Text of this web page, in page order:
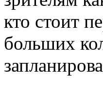
кто стоит
больших